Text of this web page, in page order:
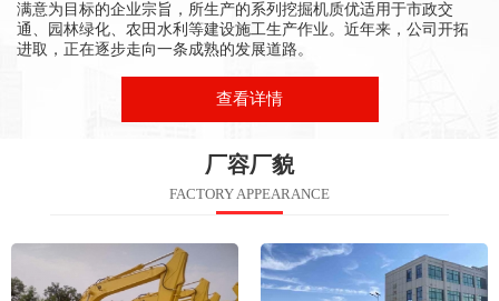
满意为目标的企业宗旨，所生产的系列挖掘机质优适用于市政交
通、园林绿化、农田水利等建设施工生产作业。近年来，公司开拓
进取，正在逐步走向一条成熟的发展道路。
查看详情
厂容厂貌
FACTORY APPEARANCE